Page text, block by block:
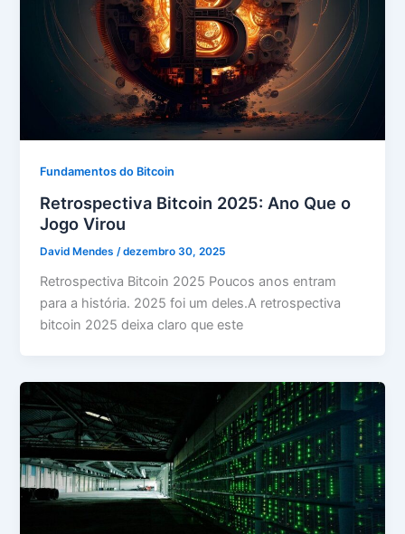
Fundamentos do Bitcoin
Retrospectiva Bitcoin 2025: Ano Que o
Jogo Virou
David Mendes/dezembro 30, 2025
Retrospectiva Bitcoin 2025 Poucos anos entram
para a história. 2025 foi um deles.A retrospectiva
bitcoin 2025 deixa claro que este